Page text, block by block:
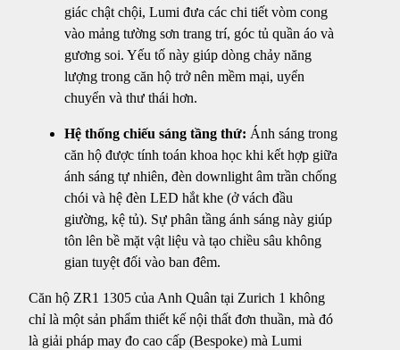
giác chật chội, Lumi đưa các chi tiết vòm cong
vào mảng tường sơn trang trí, góc tủ quần áo và
gương soi. Yếu tố này giúp dòng chảy năng
lượng trong căn hộ trở nên mềm mại, uyển
chuyển và thư thái hơn.
Hệ thống chiếu sáng tầng thứ: Ánh sáng trong
căn hộ được tính toán khoa học khi kết hợp giữa
ánh sáng tự nhiên, đèn downlight âm trần chống
chói và hệ đèn LED hắt khe (ở vách đầu
giường, kệ tủ). Sự phân tầng ánh sáng này giúp
tôn lên bề mặt vật liệu và tạo chiều sâu không
gian tuyệt đối vào ban đêm.
Căn hộ ZR1 1305 của Anh Quân tại Zurich 1 không
chỉ là một sản phẩm thiết kế nội thất đơn thuần, mà đó
là giải pháp may đo cao cấp (Bespoke) mà Lumi